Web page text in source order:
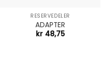
RESERVEDELER
ADAPTER
kr 48,75